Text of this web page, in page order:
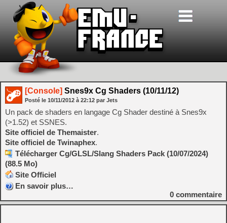
[Console] Snes9x Cg Shaders (10/11/12)
Posté le 10/11/2012 à 22:12 par Jets
Un pack de shaders en langage Cg Shader destiné à Snes9x
(>1.52) et SSNES.
Site officiel de Themaister.
Site officiel de Twinaphex.
Télécharger Cg/GLSL/Slang Shaders Pack (10/07/2024)
(88.5 Mo)
Site Officiel
En savoir plus…
0 commentaire